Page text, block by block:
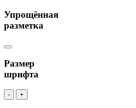
Упрощённая
разметка
Размер
шрифта
- +